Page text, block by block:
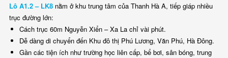
Lô A1.2 – LK8nằm ở khu trung tâm của Thanh Hà A, tiếp giáp nhiều
trục đường lớn:
Cách trục 60m Nguyễn Xiển – Xa La chỉ vài phút.
Dễ dàng di chuyển đến Khu đô thị Phú Lương, Văn Phú, Hà Đông.
Gần các tiện ích như trường học liên cấp, bể bơi, sân bóng, trung